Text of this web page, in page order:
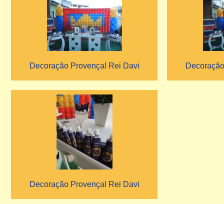
Decoração Provençal Rei Davi
Decoração Provençal Rei Davi